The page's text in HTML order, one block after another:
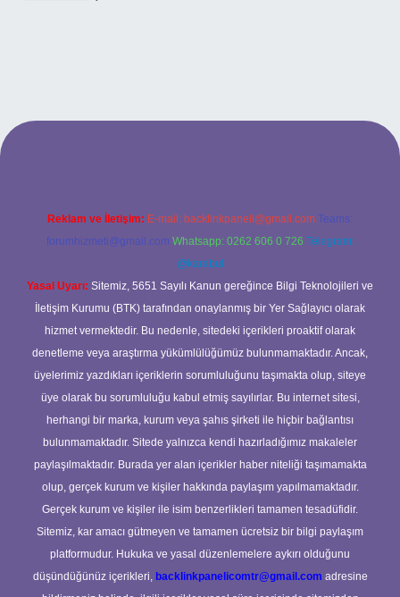
güncel adresi
Reklam ve İletişim: E-mail: backlinkpaneli@gmail.com Teams:
forumhizmeti@gmail.com Whatsapp: 0262 606 0 726 Telegram:
@karabul
Yasal Uyarı: Sitemiz, 5651 Sayılı Kanun gereğince Bilgi Teknolojileri ve
İletişim Kurumu (BTK) tarafından onaylanmış bir Yer Sağlayıcı olarak
hizmet vermektedir. Bu nedenle, sitedeki içerikleri proaktif olarak
denetleme veya araştırma yükümlülüğümüz bulunmamaktadır. Ancak,
üyelerimiz yazdıkları içeriklerin sorumluluğunu taşımakta olup, siteye
üye olarak bu sorumluluğu kabul etmiş sayılırlar. Bu internet sitesi,
herhangi bir marka, kurum veya şahıs şirketi ile hiçbir bağlantısı
bulunmamaktadır. Sitede yalnızca kendi hazırladığımız makaleler
paylaşılmaktadır. Burada yer alan içerikler haber niteliği taşımamakta
olup, gerçek kurum ve kişiler hakkında paylaşım yapılmamaktadır.
Gerçek kurum ve kişiler ile isim benzerlikleri tamamen tesadüfidir.
Sitemiz, kar amacı gütmeyen ve tamamen ücretsiz bir bilgi paylaşım
platformudur. Hukuka ve yasal düzenlemelere aykırı olduğunu
düşündüğünüz içerikleri, backlinkpanelicomtr@gmail.com adresine